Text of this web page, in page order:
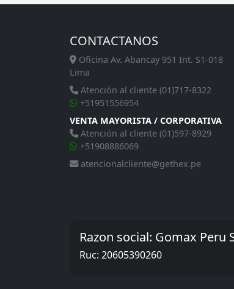
CONTACTANOS
Oficina Av. Abancay 951 Int. S1-018
Lima
Atención al cliente (01)717-8322
+51951556954
VENTA MAYORISTA / CORPORATIVA
Atención al cliente (01)597-8929
+51908886069
atencionalcliente@gethex.pe
Razon social: Gomax Peru
Ruc: 20605390260